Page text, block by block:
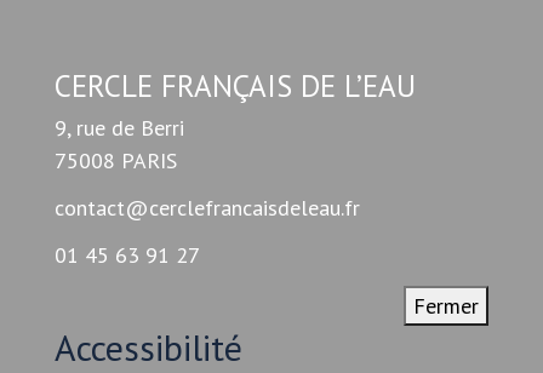
CERCLE FRANÇAIS DE L’EAU
9, rue de Berri
75008 PARIS
contact@cerclefrancaisdeleau.fr
01 45 63 91 27
Fermer
Accessibilité